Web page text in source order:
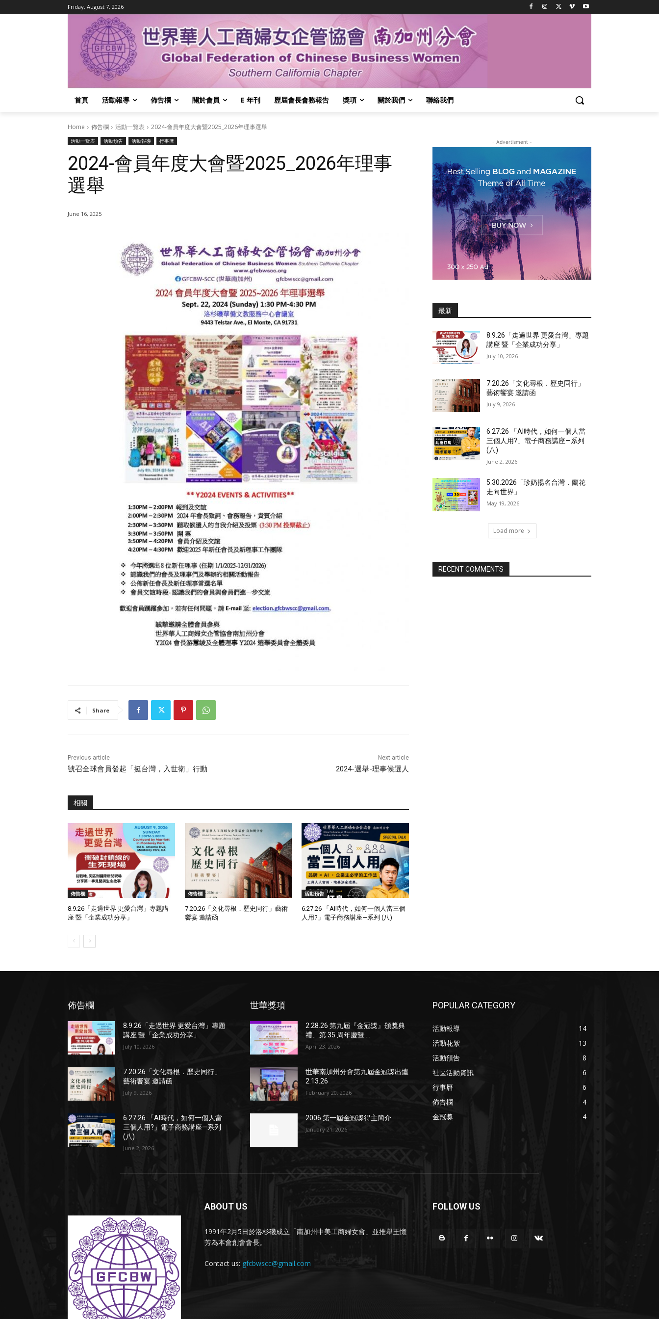
Friday, August 7, 2026
首頁 活動報導 佈告欄 關於會員 E 年刊 歷屆會長會務報告 獎項 關於我們 聯絡我們
Home 佈告欄 活動一覽表 2024-會員年度大會暨2025_2026年理事選舉
活動一覽表 活動預告 活動報導 行事曆
2024-會員年度大會暨2025_2026年理事
選舉
June 16, 2025
Share
Previous article
號召全球會員發起「挺台灣，入世衛」行動
Next article
2024-選舉-理事候選人
相關
佈告欄
8.9.26「走過世界 更愛台灣」專題講
座 暨「企業成功分享」
佈告欄
7.20.26「文化尋根．歷史同行」藝術
饗宴 邀請函
活動預告
6.27.26 「AI時代，如何一個人當三個
人用?」電子商務講座—系列 (八)
- Advertisment -
最新
8.9.26「走過世界 更愛台灣」專題
講座 暨「企業成功分享」
July 10, 2026
7.20.26「文化尋根．歷史同行」
藝術饗宴 邀請函
July 9, 2026
6.27.26 「AI時代，如何一個人當
三個人用?」電子商務講座—系列
(八)
June 2, 2026
5.30.2026「珍奶揚名台灣．蘭花
走向世界」
May 19, 2026
Load more
RECENT COMMENTS
佈告欄
8.9.26「走過世界 更愛台灣」專題
講座 暨「企業成功分享」
July 10, 2026
7.20.26「文化尋根．歷史同行」
藝術饗宴 邀請函
July 9, 2026
6.27.26 「AI時代，如何一個人當
三個人用?」電子商務講座—系列
(八)
June 2, 2026
世華獎項
2.28.26 第九屆『金冠獎』頒獎典
禮、第 35 周年慶暨 ...
April 23, 2026
世華南加州分會第九屆金冠獎出爐
2.13.26
February 20, 2026
2006 第一屆金冠獎得主簡介
January 21, 2026
POPULAR CATEGORY
活動報導
14
活動花絮
13
活動預告
8
社區活動資訊
6
行事曆
6
佈告欄
4
金冠獎
4
ABOUT US
1991年2月5日於洛杉磯成立「南加州中美工商婦女會」並推舉王憶
芳為本會創會會長。
Contact us: gfcbwscc@gmail.com
FOLLOW US